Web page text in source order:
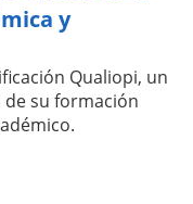
y
Qualiopi, un
su formación